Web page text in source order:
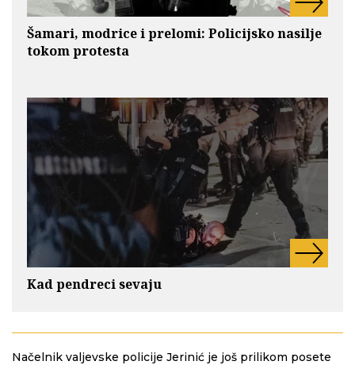
Šamari, modrice i prelomi: Policijsko nasilje
tokom protesta
Kad pendreci sevaju
Načelnik valjevske policije Jerinić je još prilikom posete